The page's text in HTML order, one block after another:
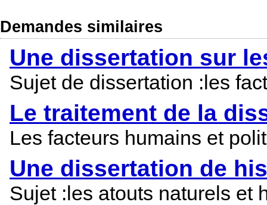
Demandes similaires
Une dissertation sur
Sujet de dissertation :les
Le traitement de la
Les facteurs humains et
Une dissertation de
Sujet :les atouts naturels et